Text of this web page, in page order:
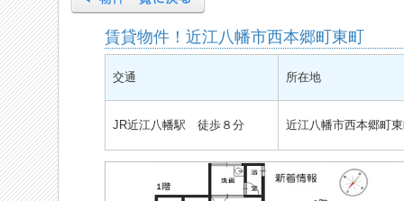
賃貸物件！近江八幡市西本郷町東町
交通 所在地
JR近江八幡駅 徒歩８分 近江八幡市西本郷町